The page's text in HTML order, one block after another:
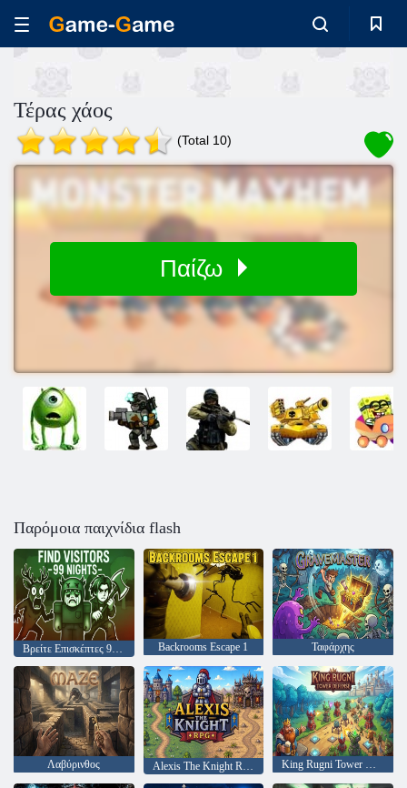
Τέρας χάος
(Total 10)
Παίζω
Παρόμοια παιχνίδια flash
Βρείτε Επισκέπτες 99 Νύχτες Backrooms Escape 1 Ταφάρχης
Λαβύρινθος King Rugni Tower Defense